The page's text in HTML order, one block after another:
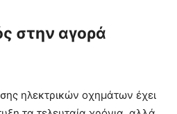
στην αγορά
ηλεκτρικών οχημάτων έχει